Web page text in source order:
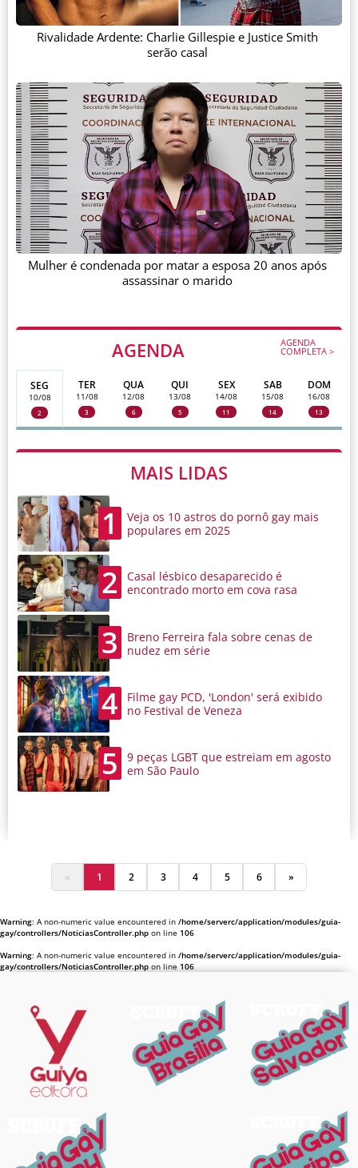
Rivalidade Ardente: Charlie Gillespie e Justice Smith
serão casal
Mulher é condenada por matar a esposa 20 anos após
assassinar o marido
AGENDA AGENDA
COMPLETA >
SEG
10/08
2
TER
11/08
3
QUA
12/08
6
QUI
13/08
5
SEX
14/08
11
SAB
15/08
14
DOM
16/08
13
MAIS LIDAS
1
Veja os 10 astros do pornô gay mais
populares em 2025
2
Casal lésbico desaparecido é
encontrado morto em cova rasa
3
Breno Ferreira fala sobre cenas de
nudez em série
4
Filme gay PCD, 'London' será exibido
no Festival de Veneza
5
9 peças LGBT que estreiam em agosto
em São Paulo
« 1 2 3 4 5 6 »
Warning: A non-numeric value encountered in /home/serverc/application/modules/guia-
gay/controllers/NoticiasController.php on line 106
Warning: A non-numeric value encountered in /home/serverc/application/modules/guia-
gay/controllers/NoticiasController.php on line 106